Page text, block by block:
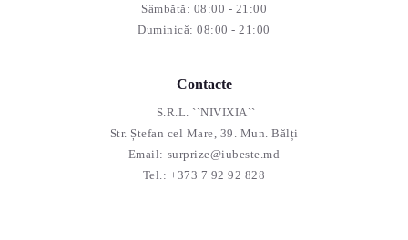
Sâmbătă: 08:00 - 21:00
Duminică: 08:00 - 21:00
Contacte
S.R.L. ``NIVIXIA``
Str. Ștefan cel Mare, 39. Mun. Bălți
Email: surprize@iubeste.md
Tel.: +373 7 92 92 828